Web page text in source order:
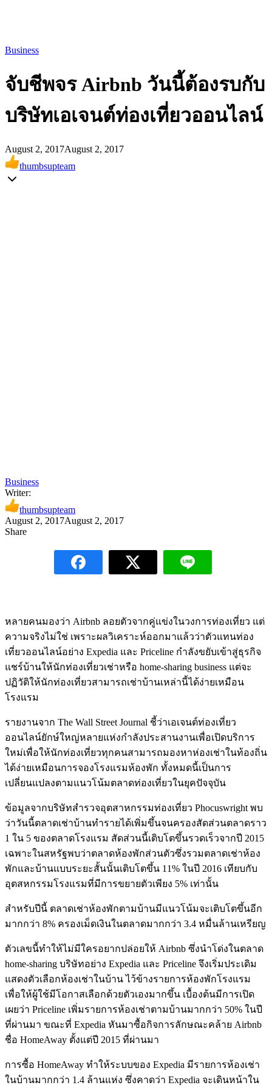
Business
จับชีพจร Airbnb วันนี้ต้องรบกับ
บริษัทเอเจนต์ท่องเที่ยวออนไลน์
August 2, 2017August 2, 2017
thumbsupteam
Business
Writer:
thumbsupteam
August 2, 2017August 2, 2017
Share
หลายคนมองว่า Airbnb ลอยตัวจากคู่แข่งในวงการท่องเที่ยว แต่
ความจริงไม่ใช่ เพราะผลวิเคราะห์ออกมาแล้วว่าตัวแทนท่อง
เที่ยวออนไลน์อย่าง Expedia และ Priceline กำลังขยับเข้าสู่ธุรกิจ
แชร์บ้านให้นักท่องเที่ยวเช่าหรือ home-sharing business แต่จะ
ปฏิวัติให้นักท่องเที่ยวสามารถเช่าบ้านเหล่านี้ได้ง่ายเหมือน
โรงแรม
รายงานจาก The Wall Street Journal ชี้ว่าเอเจนต์ท่องเที่ยว
ออนไลน์ยักษ์ใหญ่หลายแห่งกำลังประสานงานเพื่อเปิดบริการ
ใหม่เพื่อให้นักท่องเที่ยวทุกคนสามารถมองหาห่องเช่าในท้องถิ่น
ได้ง่ายเหมือนการจองโรงแรมห้องพัก ทั้งหมดนี้เป็นการ
เปลี่ยนแปลงตามแนวโน้มตลาดท่องเที่ยวในยุคปัจจุบัน
ข้อมูลจากบริษัทสำรวจอุตสาหกรรมท่องเที่ยว Phocuswright พบ
ว่าวันนี้ตลาดเช่าบ้านทำรายได้เพิ่มขึ้นจนครองสัดส่วนตลาดราว
1 ใน 5 ของตลาดโรงแรม สัดส่วนนี้เติบโตขึ้นรวดเร็วจากปี 2015
เฉพาะในสหรัฐพบว่าตลาดห้องพักส่วนตัวซึ่งรวมตลาดเช่าห้อง
พักและบ้านแบบระยะสั้นนั้นเติบโตขึ้น 11% ในปี 2016 เทียบกับ
อุตสหกรรมโรงแรมที่มีการขยายตัวเพียง 5% เท่านั้น
สำหรับปีนี้ ตลาดเช่าห้องพักตามบ้านมีแนวโน้มจะเติบโตขึ้นอีก
มากกว่า 8% ครองเม็ดเงินในตลาดมากกว่า 3.4 หมื่นล้านเหรียญ
ตัวเลขนี้ทำให้ไม่มีใครอยากปล่อยให้ Airbnb ซึ่งนำโด่งในตลาด
home-sharing บริษัทอย่าง Expedia และ Priceline จึงเริ่มประเดิม
แสดงตัวเลือกห้องเช่าในบ้าน ไว้ข้างรายการห้องพักโรงแรม
เพื่อให้ผู้ใช้มีโอกาสเลือกด้วยตัวเองมากขึ้น เบื้องต้นมีการเปิด
เผยว่า Priceline เพิ่มรายการห้องเช่าตามบ้านมากกว่า 50% ในปี
ที่ผ่านมา ขณะที่ Expedia หันมาซื้อกิจการลักษณะคล้าย Airbnb
ชื่อ HomeAway ตั้งแต่ปี 2015 ที่ผ่านมา
การซื้อ HomeAway ทำให้ระบบของ Expedia มีรายการห้องเช่า
ในบ้านมากกว่า 1.4 ล้านแห่ง ซึ่งคาดว่า Expedia จะเดินหน้าใน